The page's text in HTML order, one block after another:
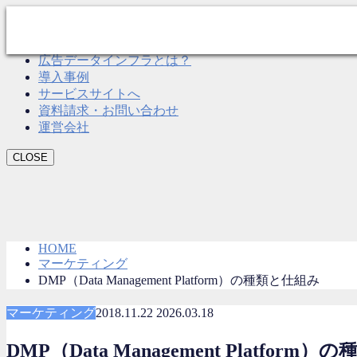
広告データインフラとは？
導入事例
サービスサイトへ
資料請求・お問い合わせ
運営会社
CLOSE
HOME
マーケティング
DMP（Data Management Platform）の種類と仕組み
マーケティング2018.11.22 2026.03.18
DMP（Data Management Platform）の